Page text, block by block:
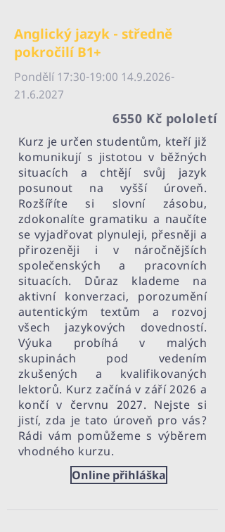
Anglický jazyk - středně
pokročilí B1+
Pondělí 17:30-19:00 14.9.2026-
21.6.2027
6550 Kč pololetí
Kurz je určen studentům, kteří již
komunikují s jistotou v běžných
situacích a chtějí svůj jazyk
posunout na vyšší úroveň.
Rozšíříte si slovní zásobu,
zdokonalíte gramatiku a naučíte
se vyjadřovat plynuleji, přesněji a
přirozeněji i v náročnějších
společenských a pracovních
situacích. Důraz klademe na
aktivní konverzaci, porozumění
autentickým textům a rozvoj
všech jazykových dovedností.
Výuka probíhá v malých
skupinách pod vedením
zkušených a kvalifikovaných
lektorů. Kurz začíná v září 2026 a
končí v červnu 2027. Nejste si
jistí, zda je tato úroveň pro vás?
Rádi vám pomůžeme s výběrem
vhodného kurzu.
Online přihláška